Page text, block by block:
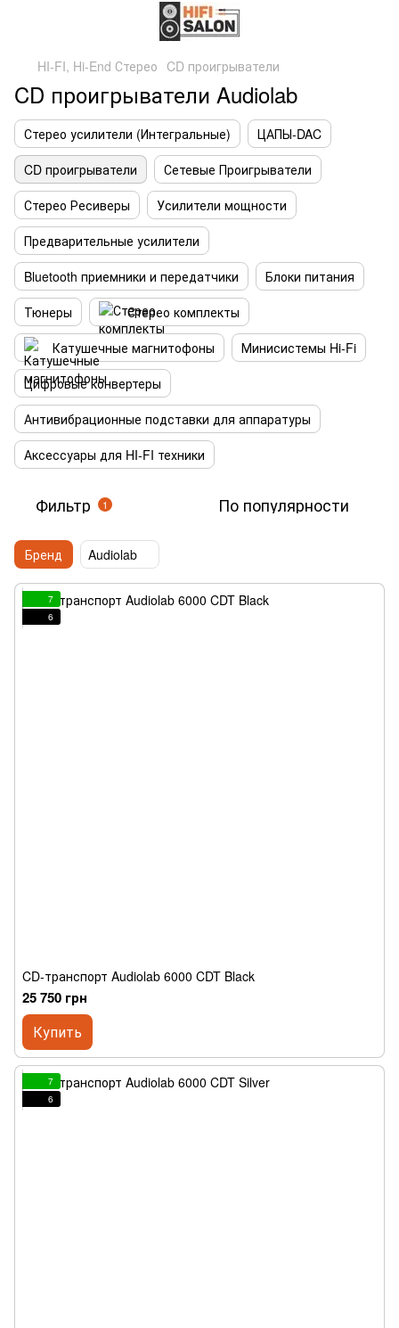
HI-FI, Hi-End Стерео CD проигрыватели
CD проигрыватели Audiolab
Стерео усилители (Интегральные)
ЦАПЫ-DAC
CD проигрыватели
Сетевые Проигрыватели
Стерео Ресиверы
Усилители мощности
Предварительные усилители
Bluetooth приемники и передатчики
Блоки питания
Тюнеры
Стерео комплекты
Катушечные магнитофоны
Минисистемы Hi-Fi
Цифровые конвертеры
Антивибрационные подставки для аппаратуры
Аксессуары для HI-FI техники
Фильтр 1 По популярности
Бренд Audiolab
7
6
CD-транспорт Audiolab 6000 CDT Black
25 750 грн
Купить
7
6